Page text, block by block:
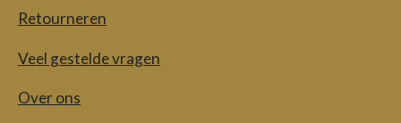
Retourneren
Veel gestelde vragen
Over ons